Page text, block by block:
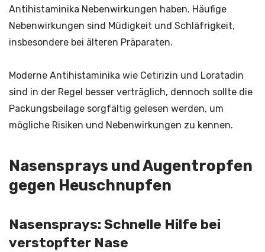
Antihistaminika Nebenwirkungen haben. Häufige
Nebenwirkungen sind Müdigkeit und Schläfrigkeit,
insbesondere bei älteren Präparaten.
Moderne Antihistaminika wie Cetirizin und Loratadin
sind in der Regel besser verträglich, dennoch sollte die
Packungsbeilage sorgfältig gelesen werden, um
mögliche Risiken und Nebenwirkungen zu kennen.
Nasensprays und Augentropfen
gegen Heuschnupfen
Nasensprays: Schnelle Hilfe bei
verstopfter Nase